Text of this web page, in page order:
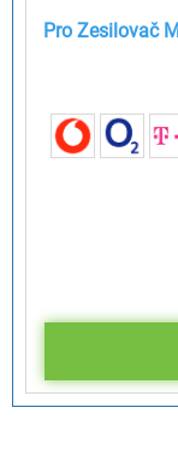
Pro Zesilovač